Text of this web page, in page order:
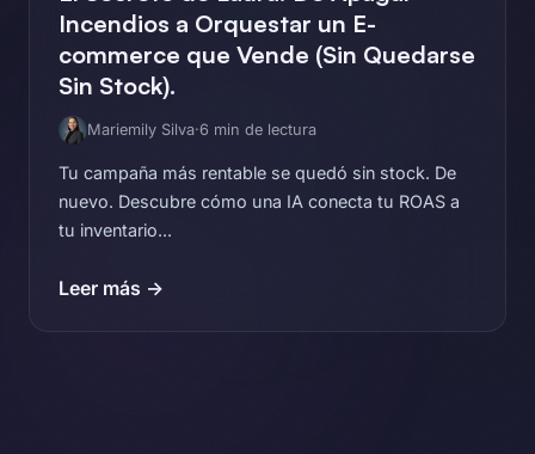
Incendios a Orquestar un E-
commerce que Vende (Sin Quedarse
Sin Stock).
Mariemily Silva·6 min de lectura
Tu campaña más rentable se quedó sin stock. De
nuevo. Descubre cómo una IA conecta tu ROAS a
tu inventario...
Leer más →